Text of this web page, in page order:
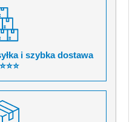
i szybka dostawa